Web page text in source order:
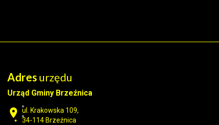
Adres urzędu
Urząd Gminy Brzeźnica
ul. Krakowska 109,
34-114 Brzeźnica